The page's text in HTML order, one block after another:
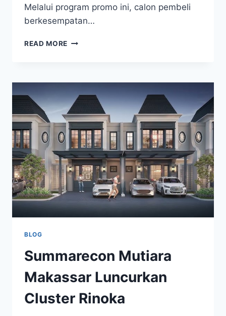
Melalui program promo ini, calon pembeli
berkesempatan…
READ MORE PROMO
MUTIARA
MAKASSAR,
CASHBACK
HINGGA
RP70
JUTA
DAN
CICILAN
MULAI
RP8
JUTAAN
BLOG
Summarecon Mutiara
Makassar Luncurkan
Cluster Rinoka